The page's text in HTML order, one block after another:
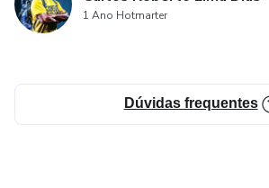
1 Ano Hotmarter
Dúvidas frequentes